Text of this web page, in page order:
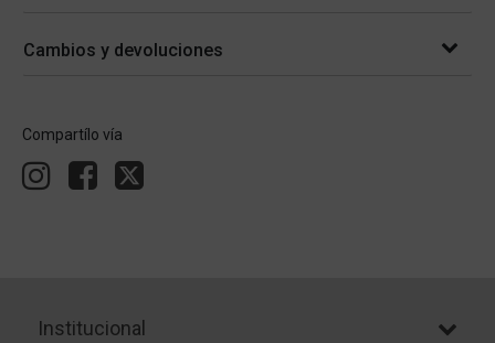
Cambios y devoluciones
Compartílo vía
Institucional